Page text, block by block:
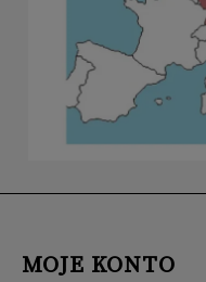
MOJE KONTO